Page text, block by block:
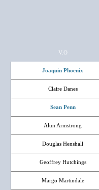
V.O
Joaquin Phoenix
Claire Danes
Sean Penn
Alun Armstrong
Douglas Henshall
Geoffrey Hutchings
Margo Martindale